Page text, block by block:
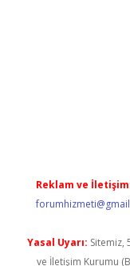
Reklam ve
Yasal Uyarı: Sitemiz,
ve İletişim Kurumu